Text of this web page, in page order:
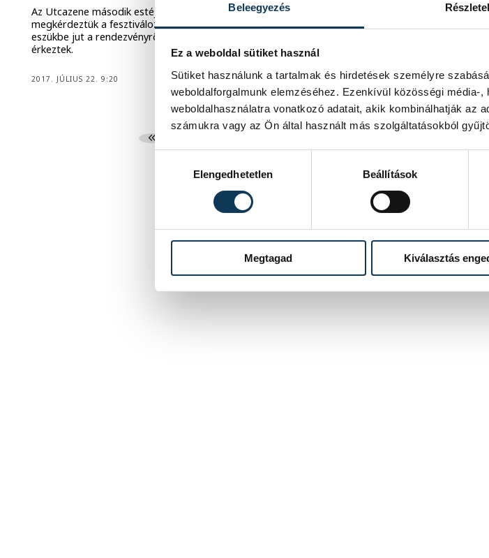
Beleegyezés
Ez a weboldal sütiket használ
Sütiket használunk a tartalmak és hirdetések személyre
weboldalforgalmunk elemzéséhez. Ezenkívül közösségi média-
weboldalhasználatra vonatkozó adatait, akik kombinálhatják az
számukra vagy az Ön által használt más szolgáltatásokból
Elengedhetetlen
Beállítások
Megtagad Kiválasztás
Az Utcazene második estéjén felkerekedtünk és
megkérdeztük a fesztiválozókat, mi az, ami rögtön
eszükbe jut a rendezvényről. Egészen meglepő válaszok is
érkeztek.
2017. JÚLIUS 22. 9:20